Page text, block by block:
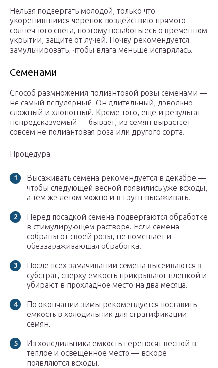
Нельзя подвергать молодой, только что
укоренившийся черенок воздействию прямого
солнечного света, поэтому позаботьтесь о временном
укрытии, защите от лучей. Почву рекомендуется
замульчировать, чтобы влага меньше испарялась.
Семенами
Способ размножения полиантовой розы семенами —
не самый популярный. Он длительный, довольно
сложный и хлопотный. Кроме того, еще и результат
непредсказуемый — бывает, из семян вырастает
совсем не полиантовая роза или другого сорта.
Процедура
Высаживать семена рекомендуется в декабре —
чтобы следующей весной появились уже всходы,
а тем же летом можно и в грунт высаживать.
Перед посадкой семена подвергаются обработке
в стимулирующем растворе. Если семена
собраны от своей розы, не помешает и
обеззараживающая обработка.
После всех замачиваний семена высеиваются в
субстрат, сверху емкость прикрывают пленкой и
убирают в прохладное место на два месяца.
По окончании зимы рекомендуется поставить
емкость в холодильник для стратификации
семян.
Из холодильника емкость переносят весной в
теплое и освещенное место — вскоре
появляются всходы.